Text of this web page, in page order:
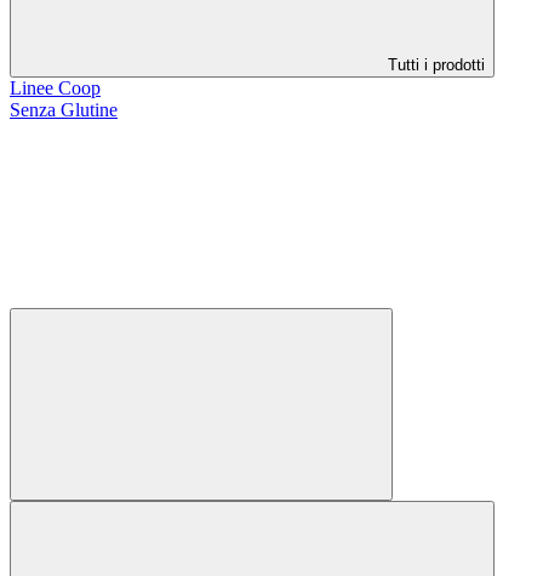
Tutti i prodotti
Linee Coop
Senza Glutine